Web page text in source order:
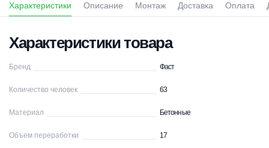
Характеристики Описание Монтаж Доставка Оплата
Характеристики товара
Бренд Фаст
Количество человек 63
Материал Бетонные
Объем переработки 17